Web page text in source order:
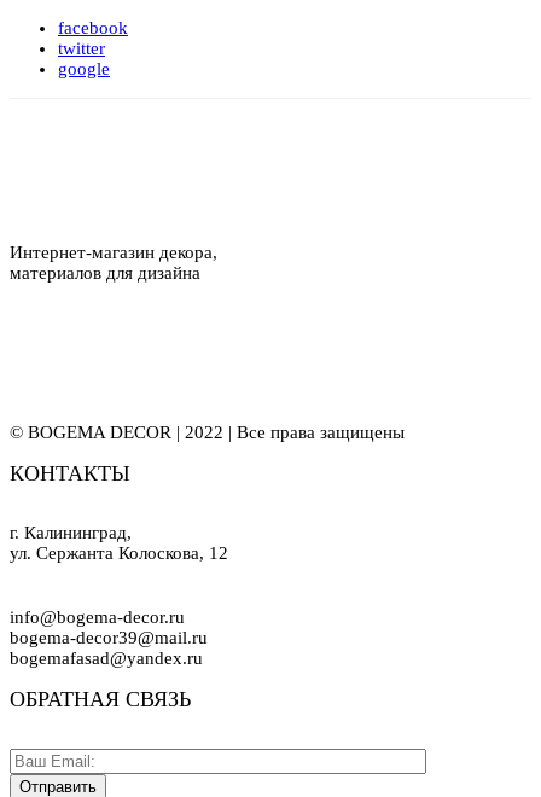
facebook
twitter
google
Интернет-магазин декора,
материалов для дизайна
© BOGEMA DECOR | 2022 | Все права защищены
КОНТАКТЫ
г. Калининград,
ул. Сержанта Колоскова, 12
info@bogema-decor.ru
bogema-decor39@mail.ru
bogemafasad@yandex.ru
ОБРАТНАЯ СВЯЗЬ